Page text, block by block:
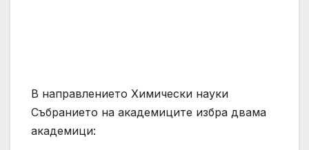
В направлението Химически науки
Събранието на академиците избра двама
академици: